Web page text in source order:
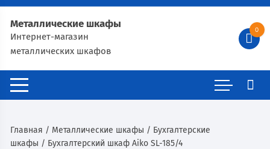
Металлические шкафы
Интернет-магазин
металлических шкафов
0
Главная / Металлические шкафы / Бухгалтерские
шкафы / Бухгалтерский шкаф Aiko SL-185/4